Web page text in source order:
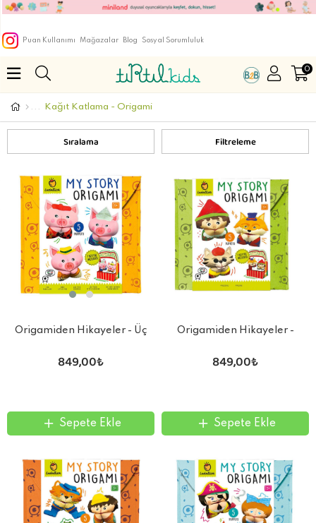
Puan Kullanımı Mağazalar Blog Sosyal Sorumluluk
0
Kağıt Katlama - Origami
Filtreleme
Sıralama
Origamiden Hikayeler - Üç
849,00₺
Sepete Ekle
Origamiden Hikayeler -
849,00₺
Sepete Ekle